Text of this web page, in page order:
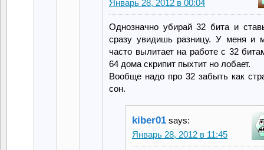
Январь 28, 2012 в 00:04
Однозначно убирай 32 бита и
сразу увидишь разницу. У меня и
часто вылитает на работе с 32
64 дома скрипит пыхтит но лобает.
Вообще надо про 32 забыть как
сон.
kiber01 says:
Январь 28, 2012 в 11:45